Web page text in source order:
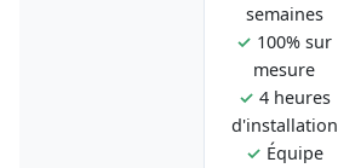
semaines
✓ 100% sur
mesure
✓ 4 heures
d'installation
✓ Équipe